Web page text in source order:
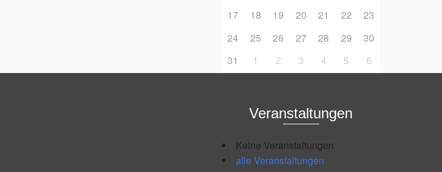
17
18 19 20 21 22
23
24
25 26 27 28 29
30
31
1 2 3 4 5 6
Veranstaltungen
Keine Veranstaltungen
alle Veranstaltungen